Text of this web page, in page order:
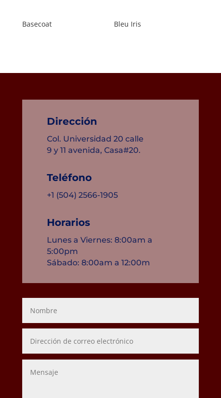
Basecoat Bleu Iris
Dirección
Col. Universidad 20 calle
9 y 11 avenida, Casa#20.
Teléfono
+1 (504) 2566-1905
Horarios
Lunes a Viernes: 8:00am a
5:00pm
Sábado: 8:00am a 12:00m